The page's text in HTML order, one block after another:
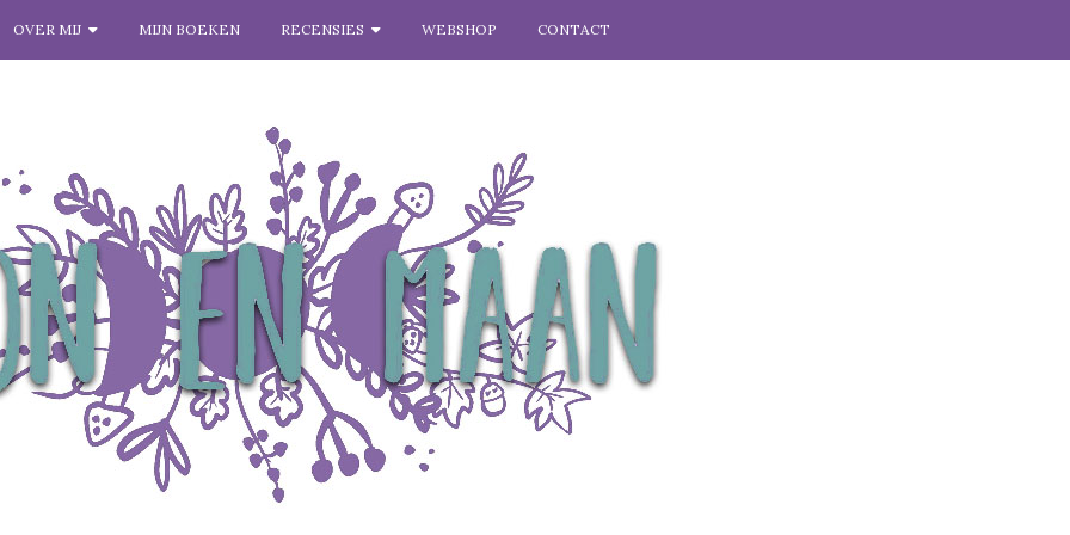
OVER MIJ MIJN BOEKEN RECENSIES WEBSHOP CONTACT